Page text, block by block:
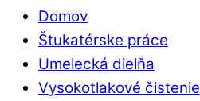
Domov
Štukatérske práce
Umelecká dielňa
Vysokotlakové čistenie